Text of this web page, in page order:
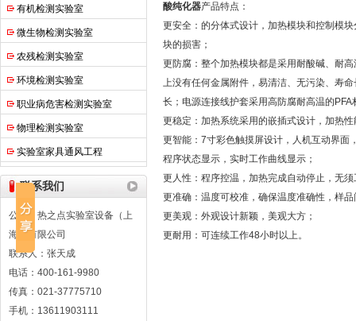
有机检测实验室
微生物检测实验室
农残检测实验室
环境检测实验室
职业病危害检测实验室
物理检测实验室
实验室家具通风工程
联系我们
公司：热之点实验室设备（上
海）有限公司
联系人：张天成
电话：400-161-9980
传真：021-37775710
手机：13611903111
酸纯化器产品特点：
更安全：的分体式设计，加热模块和控制模
块的损害；
更防腐：整个加热模块都是采用耐酸碱、耐
上没有任何金属附件，易清洁、无污染、寿
长；电源连接线护套采用高防腐耐高温的PFA
更稳定：加热系统采用的嵌插式设计，加热
更智能：7寸彩色触摸屏设计，人机互动界面
程序状态显示，实时工作曲线显示；
更人性：程序控温，加热完成自动停止，无
更准确：温度可校准，确保温度准确性，样
更美观：外观设计新颖，美观大方；
更耐用：可连续工作48小时以上。